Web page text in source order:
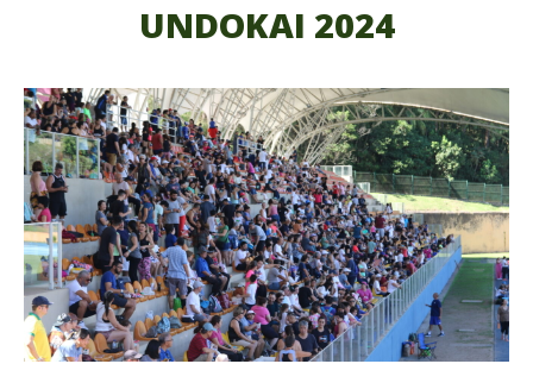
UNDOKAI 2024